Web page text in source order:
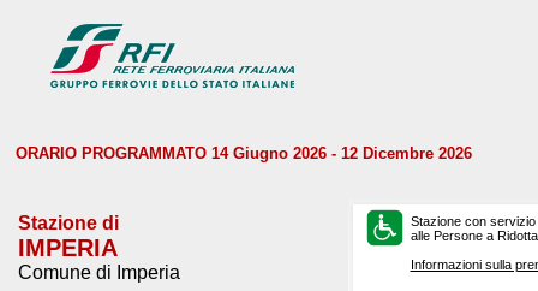
ORARIO PROGRAMMATO 14 Giugno 2026 - 12 Dicembre 2026
Stazione di
IMPERIA
Comune di Imperia
Stazione con
alle Persone a
Informazioni sulla